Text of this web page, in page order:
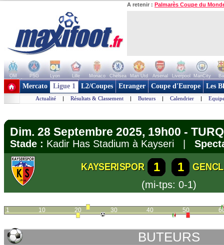
A retenir : Palmarès Coupe du
OM PSG Lyon Lille Monaco Chelsea Man Utd Arsenal Liverpool ManCity
+ de clubs
Mercato Ligue 1 L2/Coupes Etranger Coupe d'Europe Les
Actualité | Résultats & Classement | Buteurs | Calendrier |
Dim. 28 Septembre 2025, 19h00 -
Stade : Kadir Has Stadium à Kayseri |
KAYSERISPOR 1 1
(mi-tps: 0-1)
1 10 20 30 40 50
BUTEURS